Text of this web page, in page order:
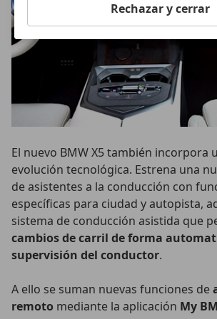
Rechazar y cerrar
El nuevo BMW X5 también incorpora
evolución tecnológica. Estrena una
de asistentes a la conducción con
específicas para ciudad y autopista,
sistema de conducción asistida que
cambios de carril de forma
supervisión del conductor.
A ello se suman nuevas funciones de
remoto mediante la aplicación My